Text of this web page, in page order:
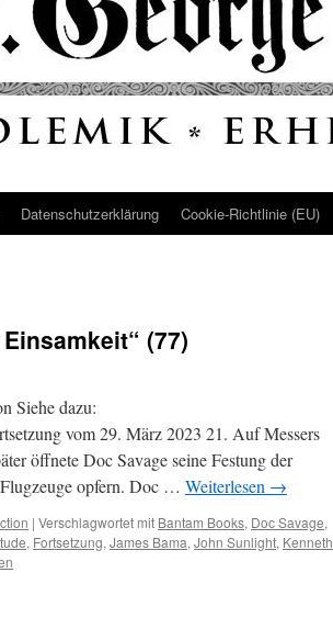
Datenschutz­erklärung Cookie-Richtlinie (EU)
(77)
Siehe dazu:
vom 29. März 2023 21. Auf Messers
öffnete Doc Savage seine Festung der
opfern. Doc … Weiterlesen →
| Verschlagwortet mit Bantam Books, Doc Savage,
, Fortsetzung, James Bama, John Sunlight, Kenneth